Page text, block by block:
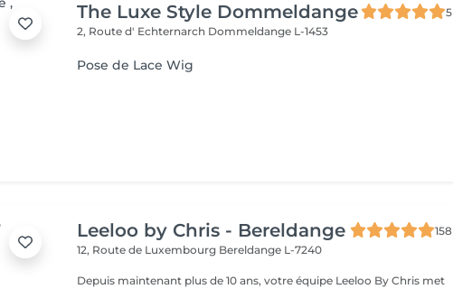
The Luxe Style Dommeldange
5
2, Route d' Echternarch Dommeldange L-1453
Pose de Lace Wig
Leeloo by Chris - Bereldange
158
12, Route de Luxembourg Bereldange L-7240
Depuis maintenant plus de 10 ans, votre équipe Leeloo By Chris met